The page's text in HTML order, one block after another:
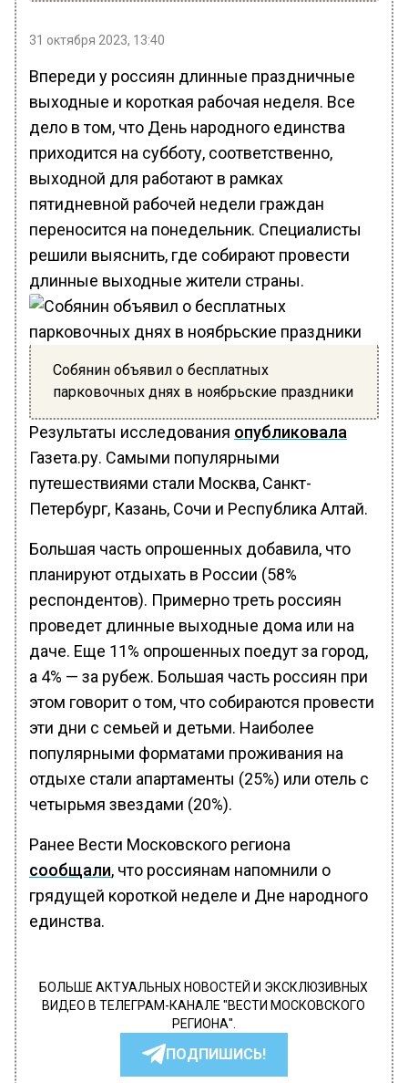
31 октября 2023, 13:40
Впереди у россиян длинные праздничные
выходные и короткая рабочая неделя. Все
дело в том, что День народного единства
приходится на субботу, соответственно,
выходной для работают в рамках
пятидневной рабочей недели граждан
переносится на понедельник. Специалисты
решили выяснить, где собирают провести
длинные выходные жители страны.
Собянин объявил о бесплатных
парковочных днях в ноябрьские праздники
Результаты исследования опубликовала
Газета.ру. Самыми популярными
путешествиями стали Москва, Санкт-
Петербург, Казань, Сочи и Республика Алтай.
Большая часть опрошенных добавила, что
планируют отдыхать в России (58%
респондентов). Примерно треть россиян
проведет длинные выходные дома или на
даче. Еще 11% опрошенных поедут за город,
а 4% — за рубеж. Большая часть россиян при
этом говорит о том, что собираются провести
эти дни с семьей и детьми. Наиболее
популярными форматами проживания на
отдыхе стали апартаменты (25%) или отель с
четырьмя звездами (20%).
Ранее Вести Московского региона
сообщали, что россиянам напомнили о
грядущей короткой неделе и Дне народного
единства.
БОЛЬШЕ АКТУАЛЬНЫХ НОВОСТЕЙ И ЭКСКЛЮЗИВНЫХ
ВИДЕО В ТЕЛЕГРАМ-КАНАЛЕ "ВЕСТИ МОСКОВСКОГО
РЕГИОНА".
ПОДПИШИСЬ!